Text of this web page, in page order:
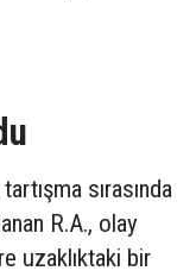
sırasında
R.A., olay
uzaklıktaki bir